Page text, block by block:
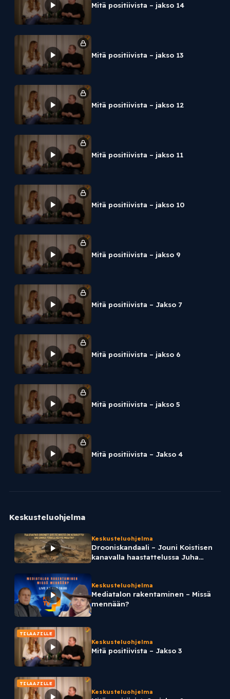
Mitä positiivista – jakso 14
Mitä positiivista – jakso 13
Mitä positiivista – jakso 12
Mitä positiivista – jakso 11
Mitä positiivista – jakso 10
Mitä positiivista – jakso 9
Mitä positiivista – Jakso 7
Mitä positiivista – jakso 6
Mitä positiivista – jakso 5
Mitä positiivista – Jakso 4
Keskusteluohjelma
Keskusteluohjelma
Drooniskandaali – Jouni Koistisen
kanavalla haastattelussa Juha
Keskusteluohjelma
Mediatalon rakentaminen – Missä
mennään?
TILAAJILLE
Keskusteluohjelma
Mitä positiivista – Jakso 3
TILAAJILLE
Keskusteluohjelma